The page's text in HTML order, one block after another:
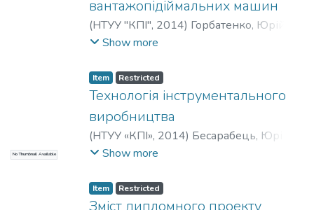
вантажопідіймальних машин
(НТУУ "КПІ", 2014) Горбатенко, Юрій
Павлович;Закора, Оксана
Віталійович
Show more
No Thumbnail Available
Item Restricted
Технологія інструментального
виробництва
(НТУУ «КПІ», 2014) Бесарабець, Юрій
Йосипович
Show more
Item Restricted
Зміст дипломного проекту